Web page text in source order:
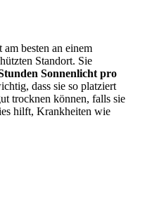
besten an einem
Standort. Sie
Sonnenlicht pro
dass sie so platziert
trocknen können, falls sie
hilft, Krankheiten wie